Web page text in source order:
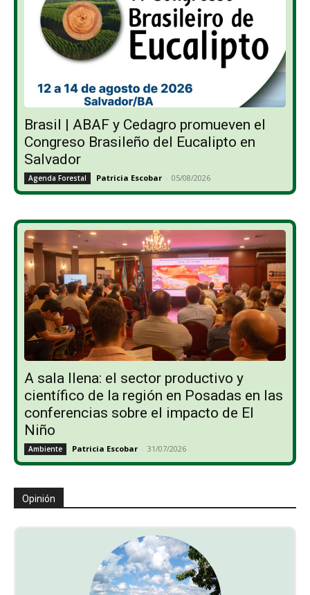
Brasil | ABAF y Cedagro promueven el
Congreso Brasileño del Eucalipto en
Salvador
Agenda Forestal Patricia Escobar - 05/08/2026
A sala llena: el sector productivo y
científico de la región en Posadas en las
conferencias sobre el impacto de El
Niño
Ambiente Patricia Escobar - 31/07/2026
Opinión